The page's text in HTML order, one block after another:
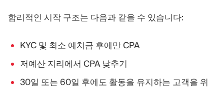
합리적인 시작 구조는 다음과 같을 수 있습니다:
KYC 및 최소 예치금 후에만 CPA
저예산 지리에서 CPA 낮추기
30일 또는 60일 후에도 활동을 유지하는 고객을 위